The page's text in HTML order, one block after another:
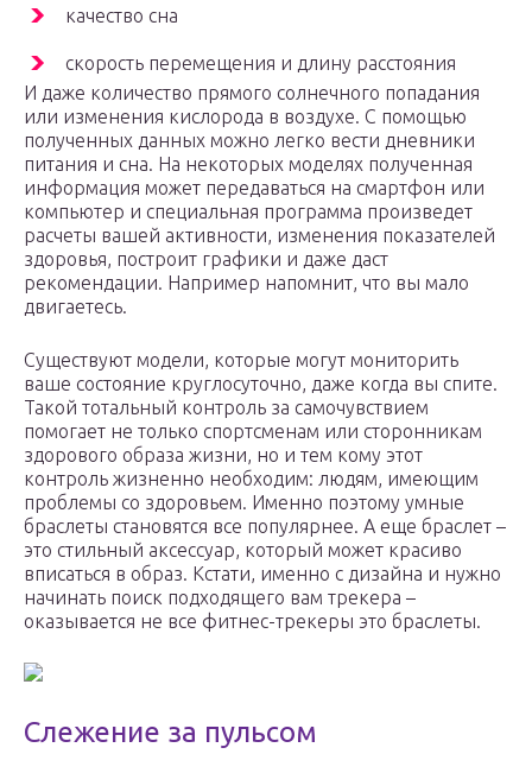
качество сна
скорость перемещения и длину расстояния
И даже количество прямого солнечного попадания
или изменения кислорода в воздухе. С помощью
полученных данных можно легко вести дневники
питания и сна. На некоторых моделях полученная
информация может передаваться на смартфон или
компьютер и специальная программа произведет
расчеты вашей активности, изменения показателей
здоровья, построит графики и даже даст
рекомендации. Например напомнит, что вы мало
двигаетесь.
Существуют модели, которые могут мониторить
ваше состояние круглосуточно, даже когда вы спите.
Такой тотальный контроль за самочувствием
помогает не только спортсменам или сторонникам
здорового образа жизни, но и тем кому этот
контроль жизненно необходим: людям, имеющим
проблемы со здоровьем. Именно поэтому умные
браслеты становятся все популярнее. А еще браслет –
это стильный аксессуар, который может красиво
вписаться в образ. Кстати, именно с дизайна и нужно
начинать поиск подходящего вам трекера –
оказывается не все фитнес-трекеры это браслеты.
Слежение за пульсом